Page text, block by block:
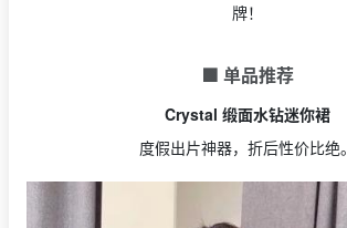
牌！
🟩 单品推荐
Crystal 缎面水钻迷你裙
度假出片神器，折后性价比绝。